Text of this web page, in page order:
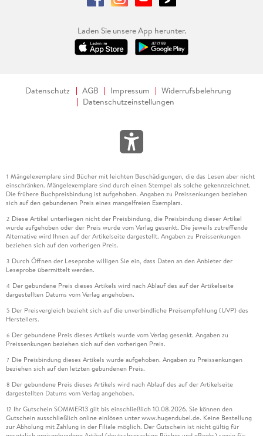
Laden Sie unsere App herunter.
Datenschutz AGB Impressum
Widerrufsbelehrung
Datenschutzeinstellungen
1 Mängelexemplare sind Bücher mit leichten Beschädigungen, die das Lesen aber nicht
einschränken. Mängelexemplare sind durch einen Stempel als solche gekennzeichnet.
Die frühere Buchpreisbindung ist aufgehoben. Angaben zu Preissenkungen beziehen
sich auf den gebundenen Preis eines mangelfreien Exemplars.
2 Diese Artikel unterliegen nicht der Preisbindung, die Preisbindung dieser Artikel
wurde aufgehoben oder der Preis wurde vom Verlag gesenkt. Die jeweils zutreffende
Alternative wird Ihnen auf der Artikelseite dargestellt. Angaben zu Preissenkungen
beziehen sich auf den vorherigen Preis.
3 Durch Öffnen der Leseprobe willigen Sie ein, dass Daten an den Anbieter der
Leseprobe übermittelt werden.
4 Der gebundene Preis dieses Artikels wird nach Ablauf des auf der Artikelseite
dargestellten Datums vom Verlag angehoben.
5 Der Preisvergleich bezieht sich auf die unverbindliche Preisempfehlung (UVP) des
Herstellers.
6 Der gebundene Preis dieses Artikels wurde vom Verlag gesenkt. Angaben zu
Preissenkungen beziehen sich auf den vorherigen Preis.
7 Die Preisbindung dieses Artikels wurde aufgehoben. Angaben zu Preissenkungen
beziehen sich auf den letzten gebundenen Preis.
8 Der gebundene Preis dieses Artikels wird nach Ablauf des auf der Artikelseite
dargestellten Datums vom Verlag angehoben.
12 Ihr Gutschein SOMMER13 gilt bis einschließlich 10.08.2026. Sie können den
Gutschein ausschließlich online einlösen unter www.hugendubel.de. Keine Bestellung
zur Abholung mit Zahlung in der Filiale möglich. Der Gutschein ist nicht gültig für